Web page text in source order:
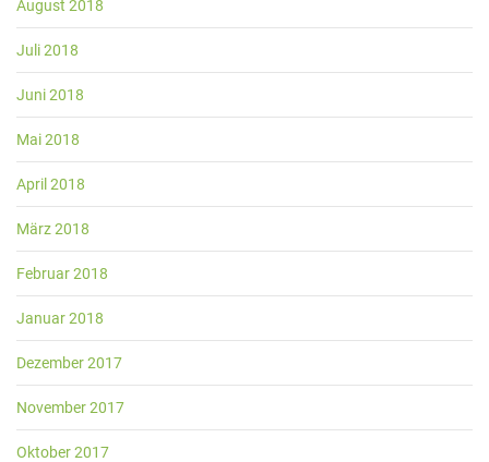
August 2018
Juli 2018
Juni 2018
Mai 2018
April 2018
März 2018
Februar 2018
Januar 2018
Dezember 2017
November 2017
Oktober 2017